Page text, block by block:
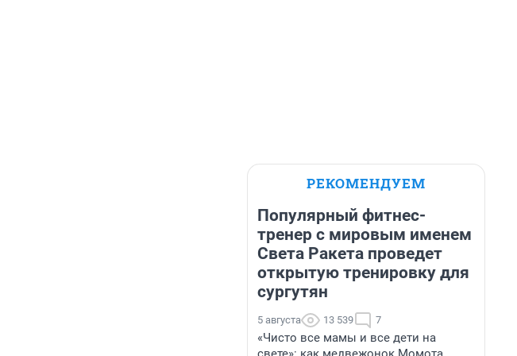
РЕКОМЕНДУЕМ
Популярный фитнес-
тренер с мировым именем
Света Ракета проведет
открытую тренировку для
сургутян
5 августа 13 539 7
«Чисто все мамы и все дети на